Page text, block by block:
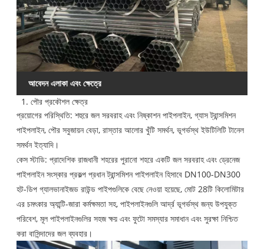
আবেদন এলাকা এবং ক্ষেত্রে
1. পৌর প্রকৌশল ক্ষেত্র
প্রয়োগের পরিস্থিতি: শহুরে জল সরবরাহ এবং নিষ্কাশন পাইপলাইন, গ্যাস ট্রান্সমিশন
পাইপলাইন, পৌর সবুজায়ন বেড়া, রাস্তার আলোর খুঁটি সমর্থন, ভূগর্ভস্থ ইউটিলিটি টানেল
সমর্থন ইত্যাদি।
কেস স্টাডি: প্রাদেশিক রাজধানী শহরের পুরানো শহরে একটি জল সরবরাহ এবং ড্রেনেজ
পাইপলাইন সংস্কার প্রকল্প প্রধান ট্রান্সমিশন পাইপলাইন হিসাবে DN100-DN300
হট-ডিপ গ্যালভানাইজড রাউন্ড পাইপগুলিকে বেছে নেওয়া হয়েছে, মোট 28টি কিলোমিটার
এর চমৎকার অ্যান্টি-জারা কর্মক্ষমতা সহ, পাইপলাইনগুলি আর্দ্র ভূগর্ভস্থ জন্য উপযুক্ত
পরিবেশ, মূল পাইপলাইনগুলির সহজ ক্ষয় এবং ফুটো সমস্যার সমাধান এবং সুরক্ষা নিশ্চিত
করা বাসিন্দাদের জল ব্যবহার।